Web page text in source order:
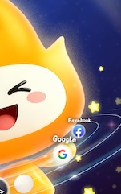
反对 [0]
支持[0] 反对[0]